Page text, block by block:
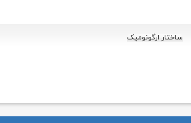
ساختار ارگونومیک